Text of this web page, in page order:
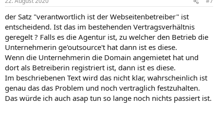
der Satz "verantwortlich ist der Webseitenbetreiber" ist
entscheidend. Ist das im bestehenden Vertragsverhältnis
geregelt ? Falls es die Agentur ist, zu welcher den Betrieb die
Unternehmerin ge'outsource't hat dann ist es diese.
Wenn die Unternehmerin die Domain angemietet hat und
dort als Betreiberin registriert ist, dann ist es diese.
Im beschriebenen Text wird das nicht klar, wahrscheinlich ist
genau das das Problem und noch vertraglich festzuhalten.
Das würde ich auch asap tun so lange noch nichts passiert ist.